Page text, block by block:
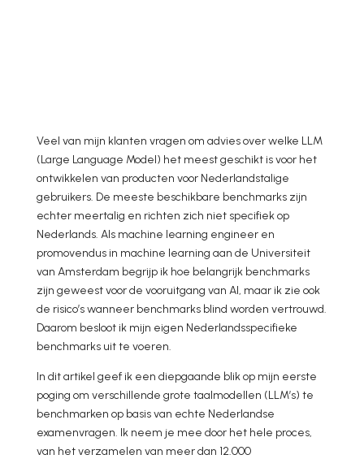
Veel van mijn klanten vragen om advies over welke LLM
(Large Language Model) het meest geschikt is voor het
ontwikkelen van producten voor Nederlandstalige
gebruikers. De meeste beschikbare benchmarks zijn
echter meertalig en richten zich niet specifiek op
Nederlands. Als machine learning engineer en
promovendus in machine learning aan de Universiteit
van Amsterdam begrijp ik hoe belangrijk benchmarks
zijn geweest voor de vooruitgang van AI, maar ik zie ook
de risico’s wanneer benchmarks blind worden vertrouwd.
Daarom besloot ik mijn eigen Nederlandsspecifieke
benchmarks uit te voeren.
In dit artikel geef ik een diepgaande blik op mijn eerste
poging om verschillende grote taalmodellen (LLM’s) te
benchmarken op basis van echte Nederlandse
examenvragen. Ik neem je mee door het hele proces,
van het verzamelen van meer dan 12.000